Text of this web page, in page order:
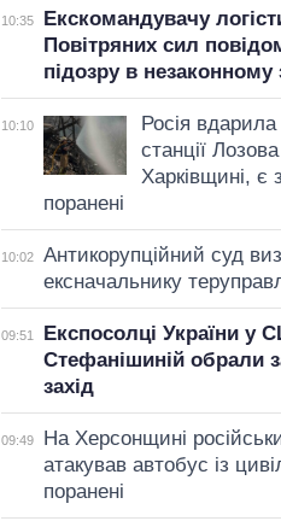
10:35
Екскомандувачу
Повітряних сил
підозру в незаконному
10:10
Росія вдарила
станції
Харківщині, є
поранені
10:02
Антикорупційний суд
ексначальнику
09:51
Експосолці України у
Стефанішиній обрали
захід
09:49
На Херсонщині
атакував автобус із
поранені